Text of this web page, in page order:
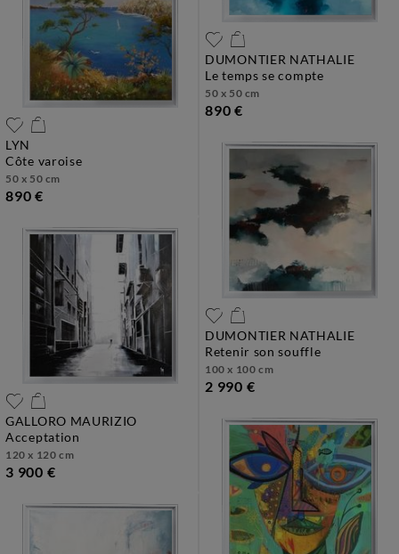
LYN
côte varoise
50 x 50 cm
890 €
GALLORO MAURIZIO
acceptation
120 x 120 cm
3 900 €
DUMONTIER NATHALIE
le temps se compte
50 x 50 cm
890 €
DUMONTIER NATHALIE
retenir son souffle
100 x 100 cm
2 990 €